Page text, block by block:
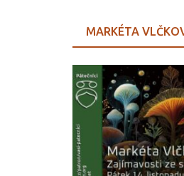
MARKÉTA